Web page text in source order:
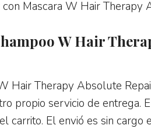
Mascara W Hair Therapy
W Hair
Hair Therapy Absolute
propio servicio de entrega.
carrito. El envió es sin